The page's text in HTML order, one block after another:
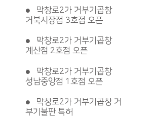
● 막창로2가 거부기곱창
거북시장점 3호점 오픈
● 막창로2가 거부기곱창
계산점 2호점 오픈
● 막창로2가 거부기곱창
성남중앙점 1호점 오픈
● 막창로2가 거부기곱창 거
부기불판 특허